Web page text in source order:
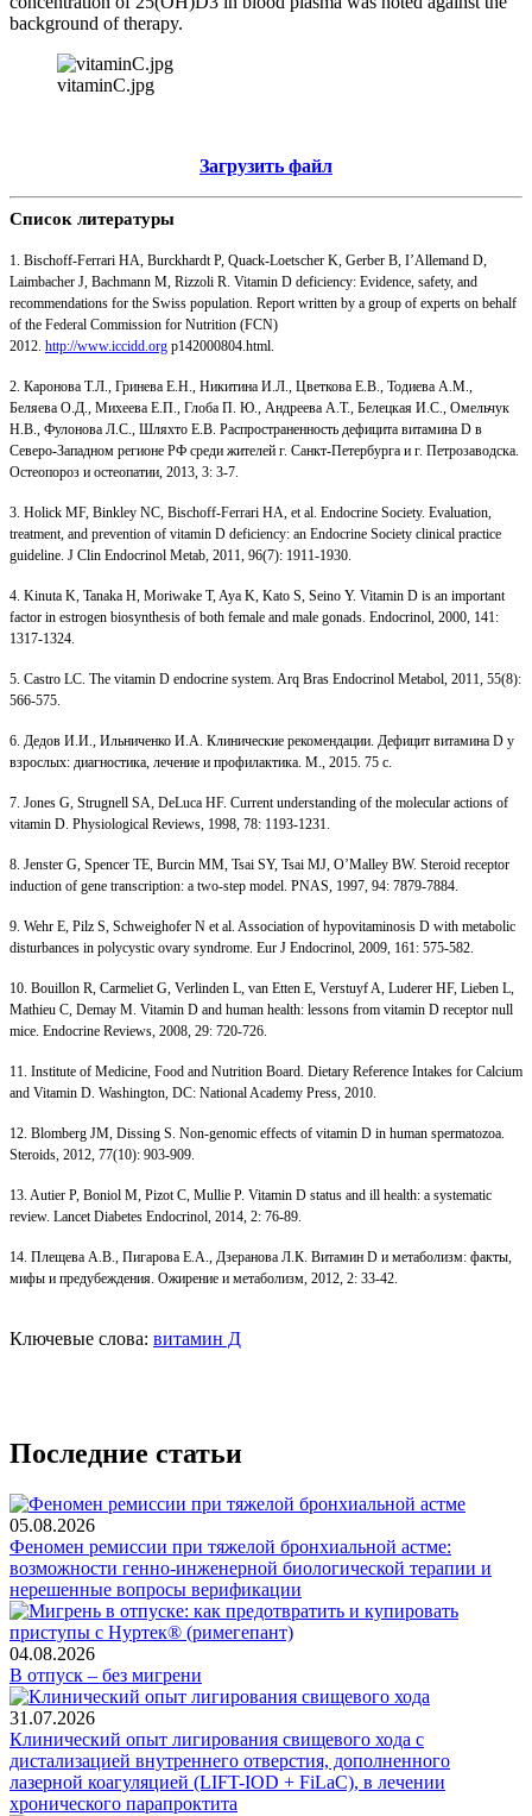
background of therapy.
vitaminC.jpg
Загрузить файл
Список литературы
1. Bischoff-Ferrari HA, Burckhardt P, Quack-Loetscher K, Gerber B, I’Allemand D,
Laimbacher J, Bachmann M, Rizzoli R. Vitamin D deficiency: Evidence, safety, and
recommendations for the Swiss population. Report written by a group of experts on behalf
of the Federal Commission for Nutrition (FCN)
2012. http://www.iccidd.org p142000804.html.
2. Каронова Т.Л., Гринева Е.Н., Никитина И.Л., Цветкова Е.В., Тодиева А.М.,
Беляева О.Д., Михеева Е.П., Глоба П. Ю., Андреева А.Т., Белецкая И.С., Омельчук
Н.В., Фулонова Л.С., Шляхто Е.В. Распространенность дефицита витамина D в
Северо-Западном регионе РФ среди жителей г. Санкт-Петербурга и г. Петрозаводска.
Остеопороз и остеопатии, 2013, 3: 3-7.
3. Holick MF, Binkley NC, Bischoff-Ferrari HA, et al. Endocrine Society. Evaluation,
treatment, and prevention of vitamin D deficiency: an Endocrine Society clinical practice
guideline. J Clin Endocrinol Metab, 2011, 96(7): 1911-1930.
4. Kinuta K, Tanaka H, Moriwake T, Aya K, Kato S, Seino Y. Vitamin D is an important
factor in estrogen biosynthesis of both female and male gonads. Endocrinol, 2000, 141:
1317-1324.
5. Castro LC. The vitamin D endocrine system. Arq Bras Endocrinol Metabol, 2011, 55(8):
566-575.
6. Дедов И.И., Ильниченко И.А. Клинические рекомендации. Дефицит витамина D у
взрослых: диагностика, лечение и профилактика. M., 2015. 75 с.
7. Jones G, Strugnell SA, DeLuca HF. Current understanding of the molecular actions of
vitamin D. Physiological Reviews, 1998, 78: 1193-1231.
8. Jenster G, Spencer TE, Burcin MM, Tsai SY, Tsai MJ, O’Malley BW. Steroid receptor
induction of gene transcription: a two-step model. PNAS, 1997, 94: 7879-7884.
9. Wehr E, Pilz S, Schweighofer N et al. Association of hypovitaminosis D with metabolic
disturbances in polycystic ovary syndrome. Eur J Endocrinol, 2009, 161: 575-582.
10. Bouillon R, Carmeliet G, Verlinden L, van Etten E, Verstuyf A, Luderer HF, Lieben L,
Mathieu C, Demay M. Vitamin D and human health: lessons from vitamin D receptor null
mice. Endocrine Reviews, 2008, 29: 720-726.
11. Institute of Medicine, Food and Nutrition Board. Dietary Reference Intakes for Calcium
and Vitamin D. Washington, DC: National Academy Press, 2010.
12. Blomberg JM, Dissing S. Non-genomic effects of vitamin D in human spermatozoa.
Steroids, 2012, 77(10): 903-909.
13. Autier P, Boniol M, Pizot C, Mullie P. Vitamin D status and ill health: a systematic
review. Lancet Diabetes Endocrinol, 2014, 2: 76-89.
14. Плещева А.В., Пигарова Е.А., Дзеранова Л.К. Витамин D и метаболизм: факты,
мифы и предубеждения. Ожирение и метаболизм, 2012, 2: 33-42.
Ключевые слова: витамин Д
Последние статьи
05.08.2026
Феномен ремиссии при тяжелой бронхиальной астме:
возможности генно-инженерной биологической терапии и
нерешенные вопросы верификации
04.08.2026
В отпуск – без мигрени
31.07.2026
Клинический опыт лигирования свищевого хода с
дистализацией внутреннего отверстия, дополненного
лазерной коагуляцией (LIFT-IOD + FiLaC), в лечении
хронического парапроктита